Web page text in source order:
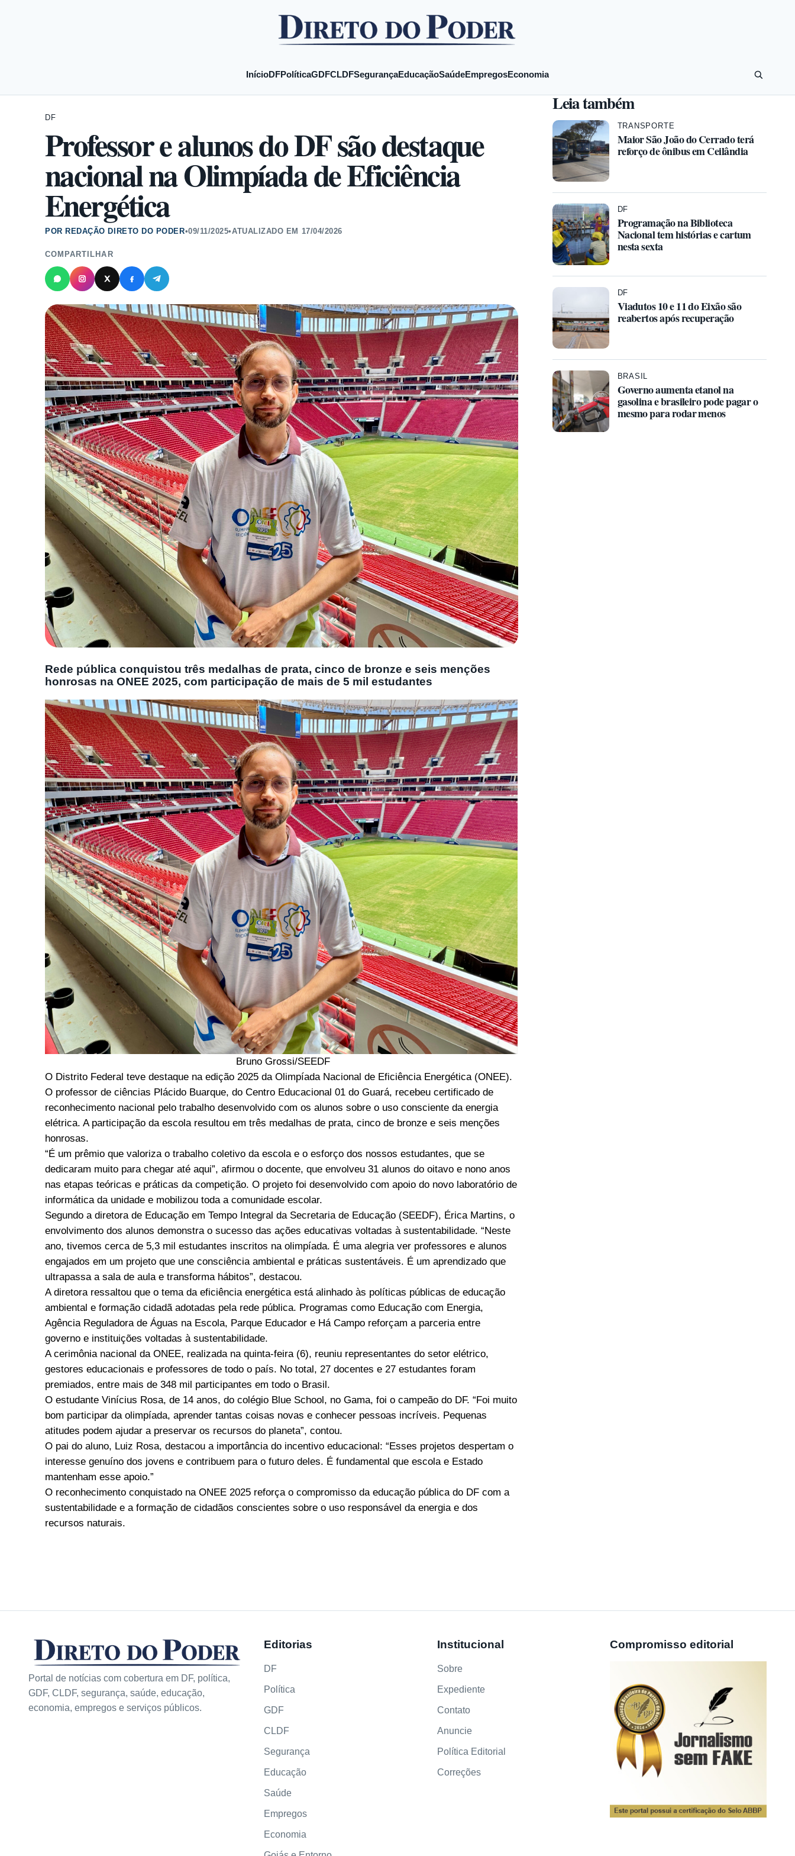
InícioDFPolíticaGDFCLDFSegurançaEducaçãoSaúdeEmpregosEconomia
DF
Professor e alunos do DF são destaque
nacional na Olimpíada de Eficiência
Energética
POR REDAÇÃO DIRETO DO PODER•09/11/2025•ATUALIZADO EM 17/04/2026
COMPARTILHAR
Rede pública conquistou três medalhas de prata, cinco de bronze e seis menções
honrosas na ONEE 2025, com participação de mais de 5 mil estudantes
Bruno Grossi/SEEDF
O Distrito Federal teve destaque na edição 2025 da Olimpíada Nacional de Eficiência Energética (ONEE).
O professor de ciências Plácido Buarque, do Centro Educacional 01 do Guará, recebeu certificado de
reconhecimento nacional pelo trabalho desenvolvido com os alunos sobre o uso consciente da energia
elétrica. A participação da escola resultou em três medalhas de prata, cinco de bronze e seis menções
honrosas.
“É um prêmio que valoriza o trabalho coletivo da escola e o esforço dos nossos estudantes, que se
dedicaram muito para chegar até aqui”, afirmou o docente, que envolveu 31 alunos do oitavo e nono anos
nas etapas teóricas e práticas da competição. O projeto foi desenvolvido com apoio do novo laboratório de
informática da unidade e mobilizou toda a comunidade escolar.
Segundo a diretora de Educação em Tempo Integral da Secretaria de Educação (SEEDF), Érica Martins, o
envolvimento dos alunos demonstra o sucesso das ações educativas voltadas à sustentabilidade. “Neste
ano, tivemos cerca de 5,3 mil estudantes inscritos na olimpíada. É uma alegria ver professores e alunos
engajados em um projeto que une consciência ambiental e práticas sustentáveis. É um aprendizado que
ultrapassa a sala de aula e transforma hábitos”, destacou.
A diretora ressaltou que o tema da eficiência energética está alinhado às políticas públicas de educação
ambiental e formação cidadã adotadas pela rede pública. Programas como Educação com Energia,
Agência Reguladora de Águas na Escola, Parque Educador e Há Campo reforçam a parceria entre
governo e instituições voltadas à sustentabilidade.
A cerimônia nacional da ONEE, realizada na quinta-feira (6), reuniu representantes do setor elétrico,
gestores educacionais e professores de todo o país. No total, 27 docentes e 27 estudantes foram
premiados, entre mais de 348 mil participantes em todo o Brasil.
O estudante Vinícius Rosa, de 14 anos, do colégio Blue School, no Gama, foi o campeão do DF. “Foi muito
bom participar da olimpíada, aprender tantas coisas novas e conhecer pessoas incríveis. Pequenas
atitudes podem ajudar a preservar os recursos do planeta”, contou.
O pai do aluno, Luiz Rosa, destacou a importância do incentivo educacional: “Esses projetos despertam o
interesse genuíno dos jovens e contribuem para o futuro deles. É fundamental que escola e Estado
mantenham esse apoio.”
O reconhecimento conquistado na ONEE 2025 reforça o compromisso da educação pública do DF com a
sustentabilidade e a formação de cidadãos conscientes sobre o uso responsável da energia e dos
recursos naturais.
Leia também
TRANSPORTE
Maior São João do Cerrado terá
reforço de ônibus em Ceilândia
DF
Programação na Biblioteca
Nacional tem histórias e cartum
nesta sexta
DF
Viadutos 10 e 11 do Eixão são
reabertos após recuperação
BRASIL
Governo aumenta etanol na
gasolina e brasileiro pode pagar o
mesmo para rodar menos
Portal de notícias com cobertura em DF, política,
GDF, CLDF, segurança, saúde, educação,
economia, empregos e serviços públicos.
Editorias
DF
Política
GDF
CLDF
Segurança
Educação
Saúde
Empregos
Economia
Institucional
Sobre
Expediente
Contato
Anuncie
Política Editorial
Correções
Compromisso editorial